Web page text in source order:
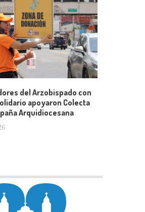
del Arzobispado con
apoyaron Colecta
Arquidiocesana